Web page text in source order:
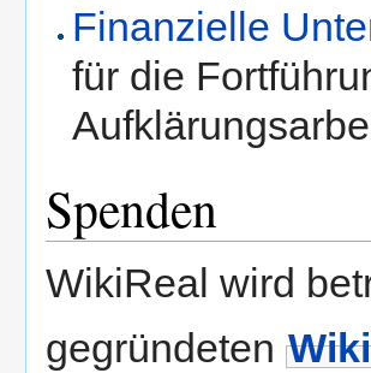
Finanzielle
für die
Spenden
WikiReal wird
gegründeten